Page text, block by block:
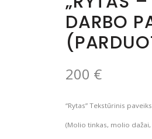
DARBO
200 €
“Rytas” Tekstūrinis
(Molio tinkas, molio